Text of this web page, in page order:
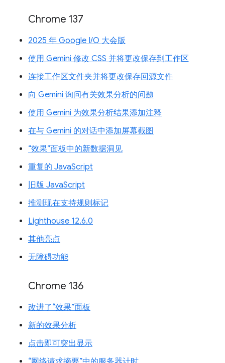
Chrome 137
2025 年 Google I/O 大会版
使用 Gemini 修改 CSS 并将更改保存到工作区
连接工作区文件夹并将更改保存回源文件
向 Gemini 询问有关效果分析的问题
使用 Gemini 为效果分析结果添加注释
在与 Gemini 的对话中添加屏幕截图
“效果”面板中的新数据洞见
重复的 JavaScript
旧版 JavaScript
推测现在支持规则标记
Lighthouse 12.6.0
其他亮点
无障碍功能
Chrome 136
改进了“效果”面板
新的效果分析
点击即可突出显示